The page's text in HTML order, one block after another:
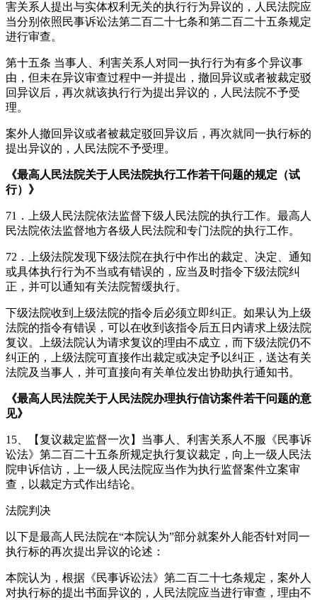
害关系人提出与实体权利无关的执行行为异议的，人民法院应
当分别依照民事诉讼法第二百二十七条和第二百二十五条规定
进行审查。
第十五条 当事人、利害关系人对同一执行行为有多个异议事
由，但未在异议审查过程中一并提出，撤回异议或者被裁定驳
回异议后，再次就该执行行为提出异议的，人民法院不予受
理。
案外人撤回异议或者被裁定驳回异议后，再次就同一执行标的
提出异议的，人民法院不予受理。
《最高人民法院关于人民法院执行工作若干问题的规定（试
行）》
71．上级人民法院依法监督下级人民法院的执行工作。最高人
民法院依法监督地方各级人民法院和专门法院的执行工作。
72．上级法院发现下级法院在执行中作出的裁定、决定、通知
或具体执行行为不当或有错误的，应当及时指令下级法院纠
正，并可以通知有关法院暂缓执行。
下级法院收到上级法院的指令后必须立即纠正。如果认为上级
法院的指令有错误，可以在收到该指令后五日内请求上级法院
复议。上级法院认为请求复议的理由不成立，而下级法院仍不
纠正的，上级法院可直接作出裁定或决定予以纠正，送达有关
法院及当事人，并可直接向有关单位发出协助执行通知书。
《最高人民法院关于人民法院办理执行信访案件若干问题的意
见》
15、【复议裁定监督一次】当事人、利害关系人不服《民事诉
讼法》第二百二十五条所规定执行复议裁定，向上一级人民法
院申诉信访，上一级人民法院应当作为执行监督案件立案审
查，以裁定方式作出结论。
法院判决
以下是最高人民法院在“本院认为”部分就案外人能否针对同一
执行标的再次提出异议的论述：
本院认为，根据《民事诉讼法》第二百二十七条规定，案外人
对执行标的提出书面异议的，人民法院应当进行审查，理由不